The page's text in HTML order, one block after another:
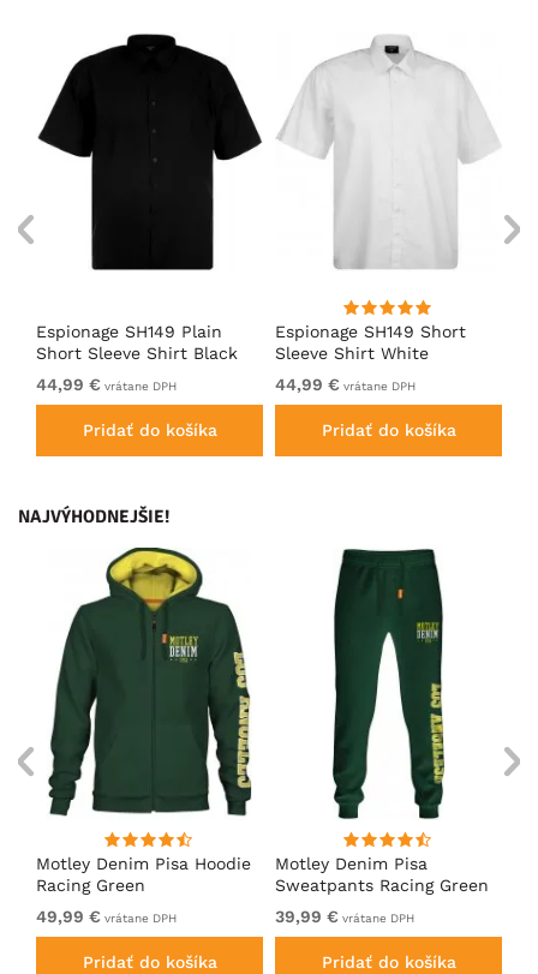
Espionage SH149 Plain
Short Sleeve Shirt Black
44,99 € vrátane DPH
Pridať do košíka
Espionage SH149 Short
Sleeve Shirt White
44,99 € vrátane DPH
Pridať do košíka
NAJVÝHODNEJŠIE!
Motley Denim Pisa Hoodie
Racing Green
49,99 € vrátane DPH
Pridať do košíka
Motley Denim Pisa
Sweatpants Racing Green
39,99 € vrátane DPH
Pridať do košíka